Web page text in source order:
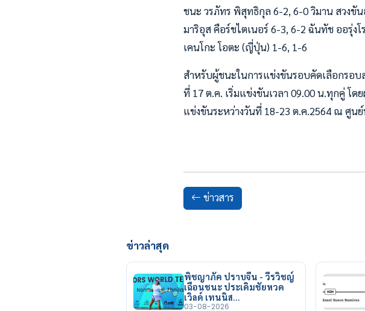
ชนะ วรภัทร พิสุทธิกุล 6-2, 6-0 วิมาน สวง
มาริอุส คือร์ชไตเนอร์ 6-3, 6-2 ฉันทัช ออรุ่ง
เคนโกะ โอตะ (ญี่ปุ่น) 1-6, 1-6
สำหรับผู้ชนะในการแข่งขันรอบคัดเลือกรอ
ที่ 17 ต.ค. เริ่มแข่งขันเวลา 09.00 น.ทุกคู่ โ
แข่งขันระหว่างวันที่ 18-23 ต.ค.2564 ณ ศู
ข่าวสาร
ข่าวล่าสุด
พิชญาภัค ปราบจีน - วีรวิชญ์
เฉือนชนะ ประเดิมชัยหวด
เวิลด์ เทนนิส…
03-08-2026